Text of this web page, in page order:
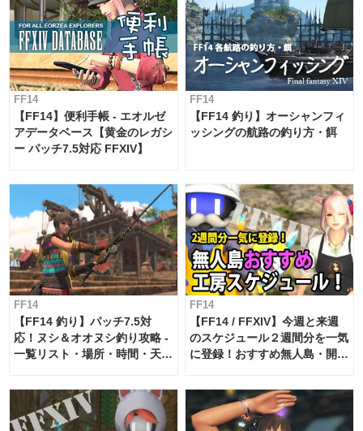
FF14
【FF14】便利手帳 - エオルゼ
アデータベース【黄金のレガシ
ー パッチ7.5対応 FFXIV】
FF14
【FF14 釣り】オーシャンフィ
ッシングの航路の釣り方・餌
FF14
【FF14 釣り】パッチ7.5対
応！ヌシ＆オオヌシ釣り攻略 -
一覧リスト・場所・時間・天
FF14
【FF14 / FFXIV】今週と来週
のスケジュール２週間分を一気
に登録！おすすめ無人島・開拓